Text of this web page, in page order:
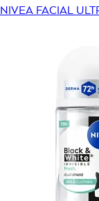
NIVEA FACIAL